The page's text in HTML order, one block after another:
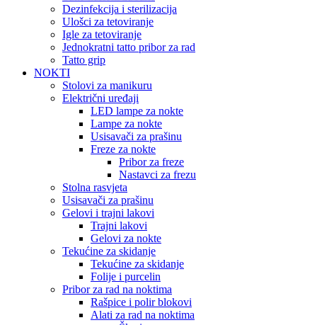
Dezinfekcija i sterilizacija
Ulošci za tetoviranje
Igle za tetoviranje
Jednokratni tatto pribor za rad
Tatto grip
NOKTI
Stolovi za manikuru
Električni uređaji
LED lampe za nokte
Lampe za nokte
Usisavači za prašinu
Freze za nokte
Pribor za freze
Nastavci za frezu
Stolna rasvjeta
Usisavači za prašinu
Gelovi i trajni lakovi
Trajni lakovi
Gelovi za nokte
Tekućine za skidanje
Tekućine za skidanje
Folije i purcelin
Pribor za rad na noktima
Rašpice i polir blokovi
Alati za rad na noktima